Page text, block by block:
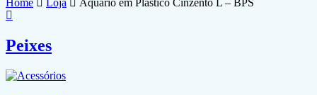
Home Loja Aquário em Plástico Cinzento L – BPS
Peixes